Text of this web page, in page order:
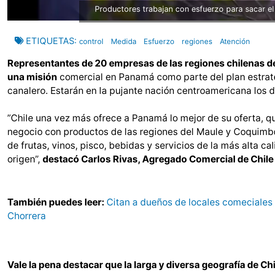
Productores trabajan con esfuerzo para sacar
ETIQUETAS control Medida Esfuerzo regiones Atención
Representantes de 20 empresas de las regiones chilenas
una misión comercial en Panamá como parte del plan
canalero. Estarán en la pujante nación centroamericana los
”Chile una vez más ofrece a Panamá lo mejor de su oferta,
negocio con productos de las regiones del Maule y
de frutas, vinos, pisco, bebidas y servicios de la más alta
origen”, destacó Carlos Rivas, Agregado Comercial de Chile
También puedes leer: Citan a dueños de locales
Chorrera
Vale la pena destacar que la larga y diversa geografía de